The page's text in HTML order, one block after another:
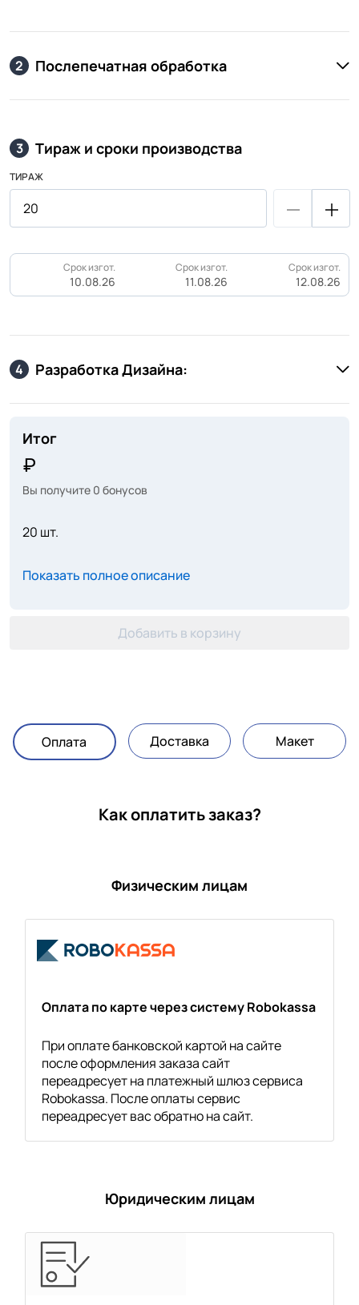
2 Послепечатная обработка
3 Тираж и сроки производства
ТИРАЖ
Срок изгот.
10.08.26
Срок изгот.
11.08.26
Срок изгот.
12.08.26
4 Разработка Дизайна:
Итог
Вы получите 0 бонусов
20 шт.
Показать полное описание
Добавить в корзину
Оплата Доставка Макет
Как оплатить заказ?
Физическим лицам
Оплата по карте через систему Robokassa
При оплате банковской картой на сайте
после оформления заказа сайт
переадресует на платежный шлюз сервиса
Robokassa. После оплаты сервис
переадресует вас обратно на сайт.
Юридическим лицам